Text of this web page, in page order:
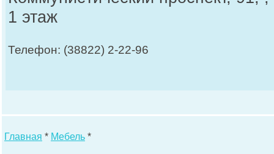
1 этаж
Телефон: (38822) 2-22-96
Главная * Мебель *